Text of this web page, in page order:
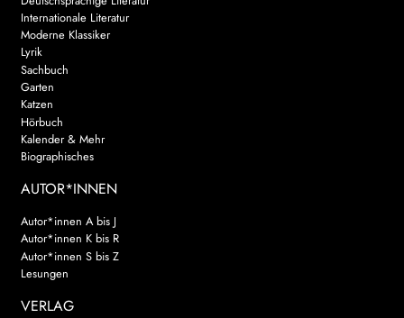
Internationale Literatur
Moderne Klassiker
Lyrik
Sachbuch
Garten
Katzen
Hörbuch
Kalender & Mehr
Biographisches
AUTOR*INNEN
Autor*innen A bis J
Autor*innen K bis R
Autor*innen S bis Z
Lesungen
VERLAG